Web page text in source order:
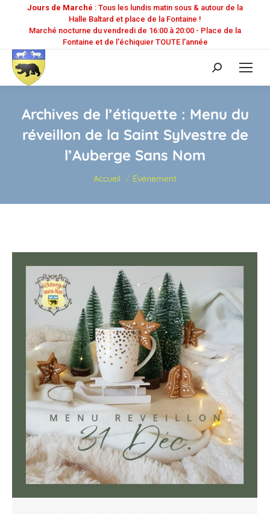
Jours de Marché : Tous les lundis matin sous & autour de la
Halle Baltard et place de la Fontaine !
Marché nocturne du vendredi de 16:00 à 20:00 - Place de la
Fontaine et de l'échiquier TOUTE l'année
Recherche
:
Archives de l’étiquette : Menu du
réveillon de la Saint Sylvestre de
l’Auberge Sans Nom
Vous êtes ici :
Accueil Événement